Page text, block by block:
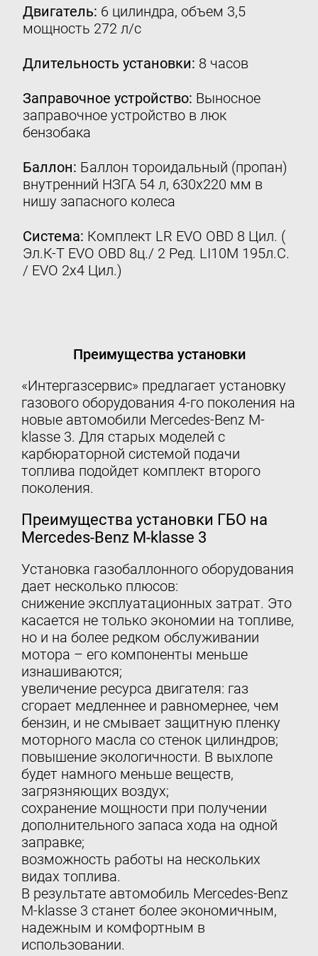
Контакты
пн-пт: с 09:00 до 17:00
Оставить отзыв
Подпишитесь на нашу рассылку:
Email
Подписаться
Двигатель: 6 цилиндра, объем 3,5
мощность 272 л/с
Длительность установки: 8 часов
Заправочное устройство: Выносное
заправочное устройство в люк
бензобака
Баллон: Баллон тороидальный (пропан)
внутренний НЗГА 54 л, 630х220 мм в
нишу запасного колеса
Система: Комплект LR EVO ОBD 8 Цил. (
Эл.К-Т EVO OBD 8ц./ 2 Ред. LI10M 195л.С.
/ EVO 2х4 Цил.)
Преимущества установки
«Интергазсервис» предлагает установку
газового оборудования 4-го поколения на
новые автомобили Mercedes-Benz M-
klasse 3. Для старых моделей с
карбюраторной системой подачи
топлива подойдет комплект второго
поколения.
Преимущества установки ГБО на
Mercedes-Benz M-klasse 3
Установка газобаллонного оборудования
дает несколько плюсов:
снижение эксплуатационных затрат. Это
касается не только экономии на топливе,
но и на более редком обслуживании
мотора – его компоненты меньше
изнашиваются;
увеличение ресурса двигателя: газ
сгорает медленнее и равномернее, чем
бензин, и не смывает защитную пленку
моторного масла со стенок цилиндров;
повышение экологичности. В выхлопе
будет намного меньше веществ,
загрязняющих воздух;
сохранение мощности при получении
дополнительного запаса хода на одной
заправке;
возможность работы на нескольких
видах топлива.
В результате автомобиль Mercedes-Benz
M-klasse 3 станет более экономичным,
надежным и комфортным в
использовании.